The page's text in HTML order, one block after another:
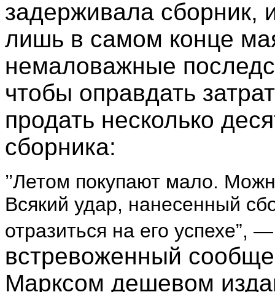
задерживала сборник,
лишь в самом конце
немаловажные
чтобы оправдать
продать несколько
сборника:
’’Летом покупают мало.
Всякий удар, нанесенный
отразиться на его успехе”, —
встревоженный
Марксом дешевом